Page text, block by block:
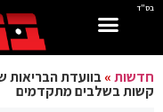
בס"ד
חדשות»בוועדת
קשות בשלבים מתקדמים